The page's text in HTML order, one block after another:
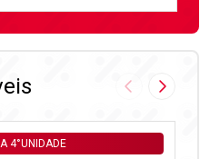
FECHAR
FECHAR
Imagem
4°UNIDADE